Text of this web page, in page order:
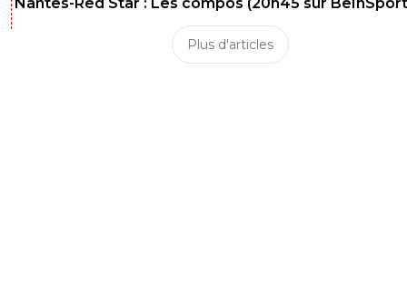
Nantes-Red Star : Les compos (20h45 sur
Plus d'articles